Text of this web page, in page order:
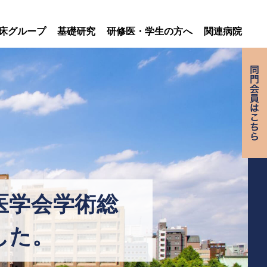
グループ 基礎研究 研修医・学生の方へ 関連病院
学会学術総
た。